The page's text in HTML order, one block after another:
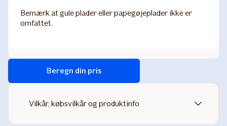
Bemærk at gule plader eller papegøjeplader ikke er
omfattet.
Beregn din pris
Vilkår, købsvilkår og produktinfo